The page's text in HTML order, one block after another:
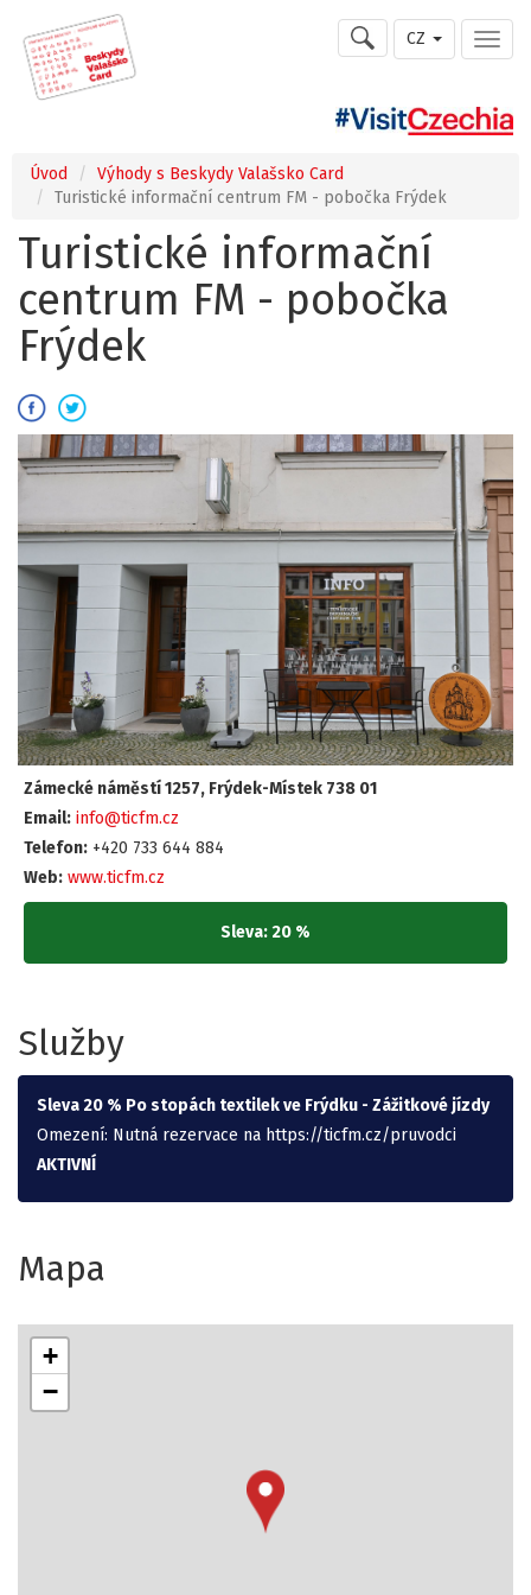
CZ
Úvod
Výhody s Beskydy Valašsko Card
Turistické informační centrum FM - pobočka Frýdek
Turistické informační
centrum FM - pobočka
Frýdek
Zámecké náměstí 1257, Frýdek-Místek 738 01
Email: info@ticfm.cz
Telefon: +420 733 644 884
Web: www.ticfm.cz
Sleva: 20 %
Služby
Sleva 20 % Po stopách textilek ve Frýdku - Zážitkové jízdy
Omezení: Nutná rezervace na https://ticfm.cz/pruvodci
AKTIVNÍ
Mapa
+
−